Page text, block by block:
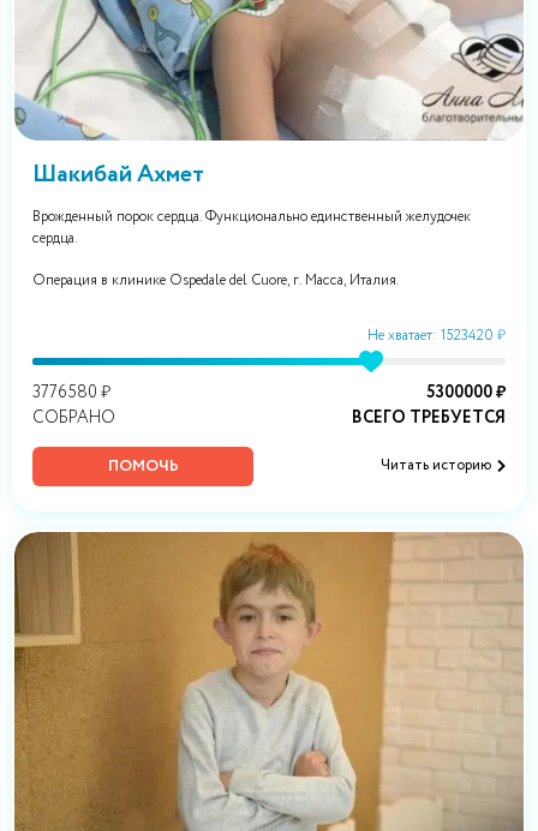
Шакибай Ахмет
Врожденный порок сердца. Функционально единственный желудочек
сердца.
Операция в клинике Ospedale del Cuore, г. Масса, Италия.
Не хватает: 1523420 ₽
3776580 ₽
СОБРАНО
5300000 ₽
ВСЕГО ТРЕБУЕТСЯ
ПОМОЧЬ Читать историю